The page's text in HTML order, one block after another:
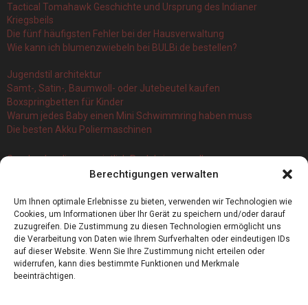
Berechtigungen verwalten
Um Ihnen optimale Erlebnisse zu bieten, verwenden wir Technologien wie
Cookies, um Informationen über Ihr Gerät zu speichern und/oder darauf
zuzugreifen. Die Zustimmung zu diesen Technologien ermöglicht uns
die Verarbeitung von Daten wie Ihrem Surfverhalten oder eindeutigen IDs
auf dieser Website. Wenn Sie Ihre Zustimmung nicht erteilen oder
widerrufen, kann dies bestimmte Funktionen und Merkmale
beeinträchtigen.
Tactical Tomahawk Geschichte und Ursprung des Indianer
Kriegsbeils
Die fünf häufigsten Fehler bei der Hausverwaltung
Wie kann ich blumenzwiebeln bei BULBi.de bestellen?
Jugendstil architektur
Samt-, Satin-, Baumwoll- oder Jutebeutel kaufen
Boxspringbetten für Kinder
Warum jedes Baby einen Mini Schwimmring haben muss
Die besten Akku Poliermaschinen
Geschenke, die vermeintlich Pech bringen sollen
Branchenbuch Krefeld: ein überblick
Alles, was Sie über Kork wissen müssen